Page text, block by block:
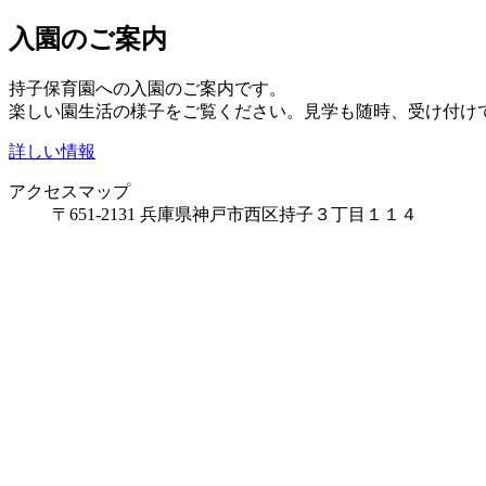
入園のご案内
持子保育園への入園のご案内です。
楽しい園生活の様子をご覧ください。見学も随時、受け付け
詳しい情報
アクセスマップ
〒651-2131 兵庫県神戸市西区持子３丁目１１４